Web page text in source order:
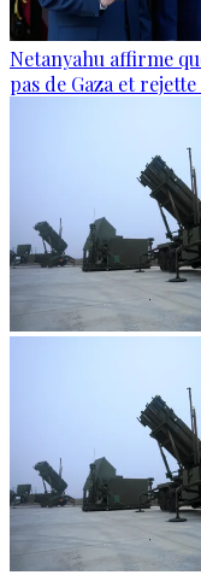
Netanyahu affirme
pas de Gaza et